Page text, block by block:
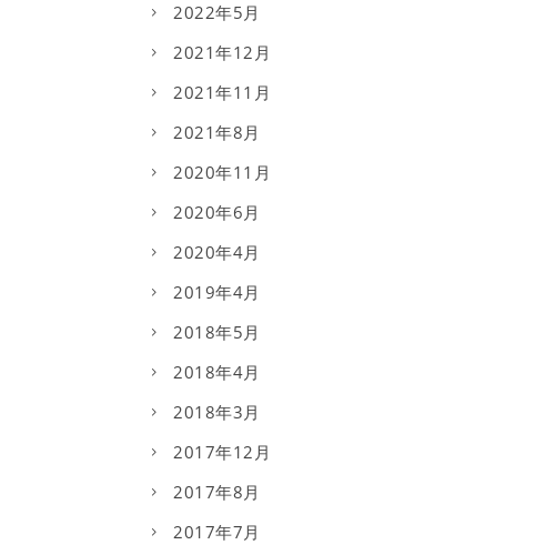
2022年5月
2021年12月
2021年11月
2021年8月
2020年11月
2020年6月
2020年4月
2019年4月
2018年5月
2018年4月
2018年3月
2017年12月
2017年8月
2017年7月